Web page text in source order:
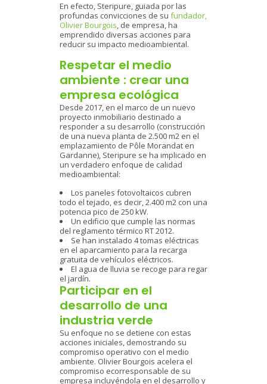
En efecto, Steripure, guiada por las
profundas convicciones de su fundador,
Olivier Bourgois, de empresa, ha
emprendido diversas acciones para
reducir su impacto medioambiental.
Respetar el medio
ambiente : crear una
empresa ecológica
Desde 2017, en el marco de un nuevo
proyecto inmobiliario destinado a
responder a su desarrollo (construcción
de una nueva planta de 2.500 m2 en el
emplazamiento de Pôle Morandat en
Gardanne), Steripure se ha implicado en
un verdadero enfoque de calidad
medioambiental:
Los paneles fotovoltaicos cubren
todo el tejado, es decir, 2.400 m2 con una
potencia pico de 250 kW.
Un edificio que cumple las normas
del reglamento térmico RT 2012.
Se han instalado 4 tomas eléctricas
en el aparcamiento para la recarga
gratuita de vehículos eléctricos.
El agua de lluvia se recoge para regar
el jardín.
Participar en el
desarrollo de una
industria verde
Su enfoque no se detiene con estas
acciones iniciales, demostrando su
compromiso operativo con el medio
ambiente. Olivier Bourgois acelera el
compromiso ecorresponsable de su
empresa incluyéndola en el desarrollo y